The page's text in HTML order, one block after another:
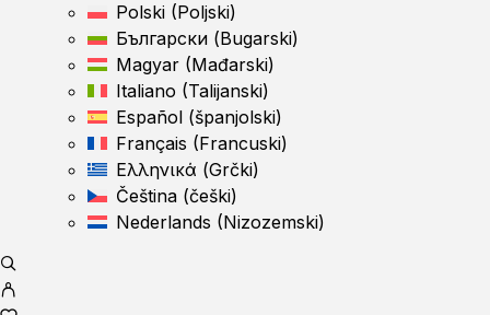
Polski (Poljski)
Български (Bugarski)
Magyar (Mađarski)
Italiano (Talijanski)
Español (španjolski)
Français (Francuski)
Ελληνικά (Grčki)
Čeština (češki)
Nederlands (Nizozemski)